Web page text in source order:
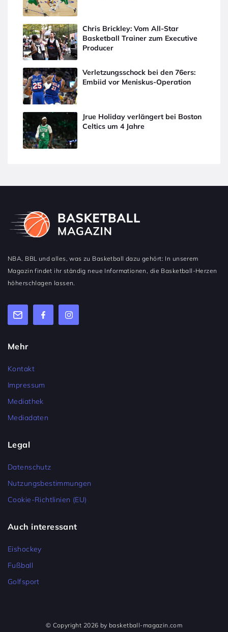
Chris Brickley: Vom All-Star
Basketball Trainer zum Executive
Producer
Verletzungsschock bei den 76ers:
Embiid vor Meniskus-Operation
Jrue Holiday verlängert bei Boston
Celtics um 4 Jahre
NBA, BBL und alles, was zu Basketball dazu gehört: In unserem
Magazin findet ihr ständig neue Informationen, die Basketball-Herzen
höherschlagen lassen.
Mehr
Kontakt
Impressum
Mediathek
Mediadaten
Legal
Datenschutz
Nutzungsbestimmungen
Cookie-Richtlinien (EU)
Auch interessant
Eishockey
Fußball
Golfsport
© Copyright 2026 by basketball-magazin.com